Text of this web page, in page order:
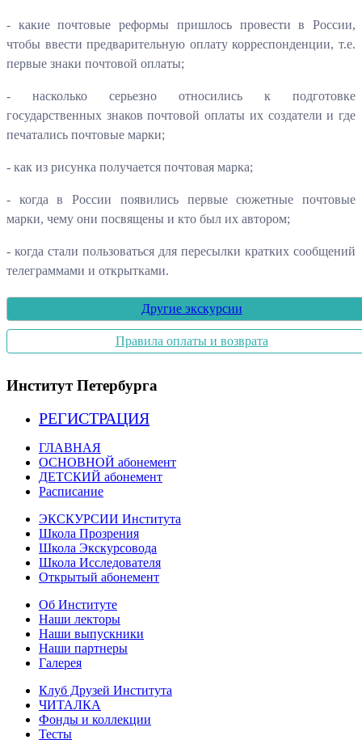
- какие почтовые реформы пришлось провести в России,
чтобы ввести предварительную оплату корреспонденции, т.е.
первые знаки почтовой оплаты;
- насколько серьезно относились к подготовке
государственных знаков почтовой оплаты их создатели и где
печатались почтовые марки;
- как из рисунка получается почтовая марка;
- когда в России появились первые сюжетные почтовые
марки, чему они посвящены и кто был их автором;
- когда стали пользоваться для пересылки кратких сообщений
телеграммами и открытками.
Другие экскурсии
Правила оплаты и возврата
Институт Петербурга
РЕГИСТРАЦИЯ
ГЛАВНАЯ
ОСНОВНОЙ абонемент
ДЕТСКИЙ абонемент
Расписание
ЭКСКУРСИИ Института
Школа Прозрения
Школа Экскурсовода
Школа Исследователя
Открытый абонемент
Об Институте
Наши лекторы
Наши выпускники
Наши партнеры
Галерея
Клуб Друзей Института
ЧИТАЛКА
Фонды и коллекции
Тесты